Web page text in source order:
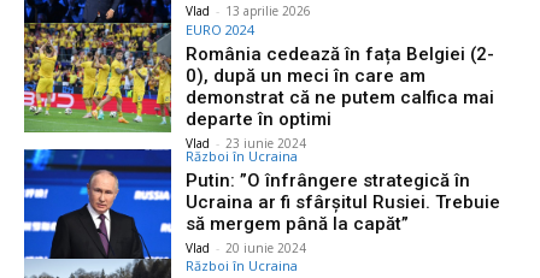
Vlad - 13 aprilie 2026
EURO 2024
România cedează în fața Belgiei (2-
0), după un meci în care am
demonstrat că ne putem calfica mai
departe în optimi
Vlad - 23 iunie 2024
Război în Ucraina
Putin: ”O înfrângere strategică în
Ucraina ar fi sfârșitul Rusiei. Trebuie
să mergem până la capăt”
Vlad - 20 iunie 2024
Război în Ucraina